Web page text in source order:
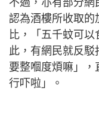
認為酒樓所收取的
比，「五千蚊可
此，有網民就反
要整嗰度煩嘛」，
行吓啦」。